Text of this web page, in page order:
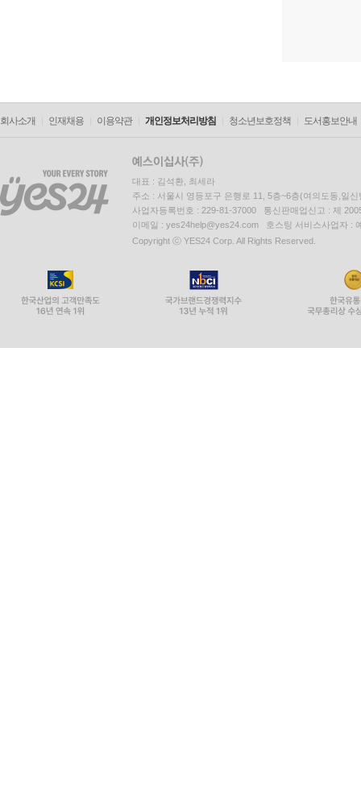
회사소개 인재채용 이용약관 개인정보처리방침 청소년보호정책 도서홍보안내
대표 : 김석환, 최세라
주소 : 서울시 영등포구 은행로 11, 5층~6층(여의도동,일신
사업자등록번호 : 229-81-37000 통신판매업신고 : 제
이메일 : yes24help@yes24.com 호스팅 서비스사업자 :
Copyright ⓒ YES24 Corp. All Rights Reserved.